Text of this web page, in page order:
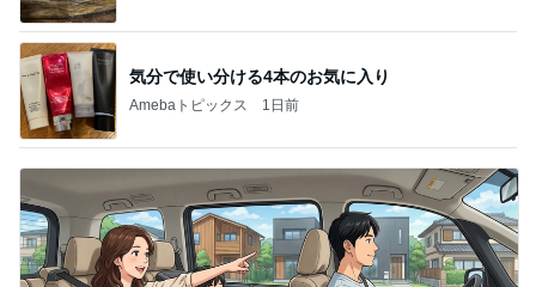
気分で使い分ける4本のお気に入り
Amebaトピックス 1日前